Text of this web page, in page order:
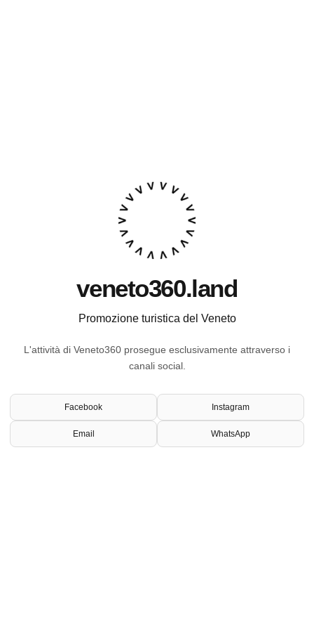
veneto360.land
Promozione turistica del Veneto
L'attività di Veneto360 prosegue esclusivamente attraverso i
canali social.
Facebook Instagram
Email WhatsApp